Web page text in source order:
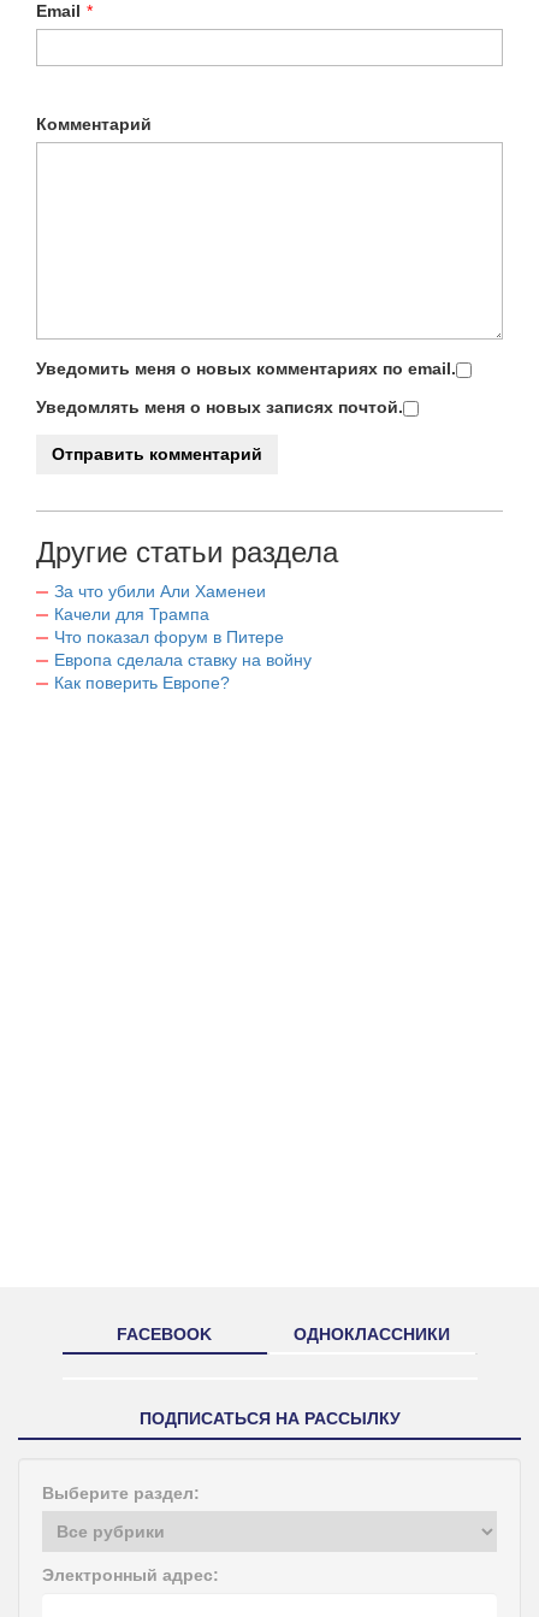
Email *
Комментарий
Уведомить меня о новых комментариях по email.
Уведомлять меня о новых записях почтой.
Другие статьи раздела
За что убили Али Хаменеи
Качели для Трампа
Что показал форум в Питере
Европа сделала ставку на войну
Как поверить Европе?
FACEBOOK ОДНОКЛАССНИКИ
ПОДПИСАТЬСЯ НА РАССЫЛКУ
Выберите раздел:
Электронный адрес: